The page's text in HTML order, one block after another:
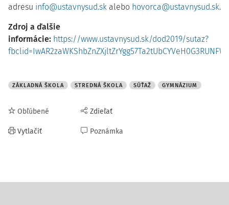
adresu info@ustavnysud.sk alebo hovorca@ustavnysud.sk.
Zdroj a ďalšie
informácie: https://www.ustavnysud.sk/dod2019/sutaz?
ZÁKLADNÁ ŠKOLA STREDNÁ ŠKOLA SÚŤAŽ GYMNÁZIUM
Obľúbené
Vytlačiť
Zdieľať
Poznámka